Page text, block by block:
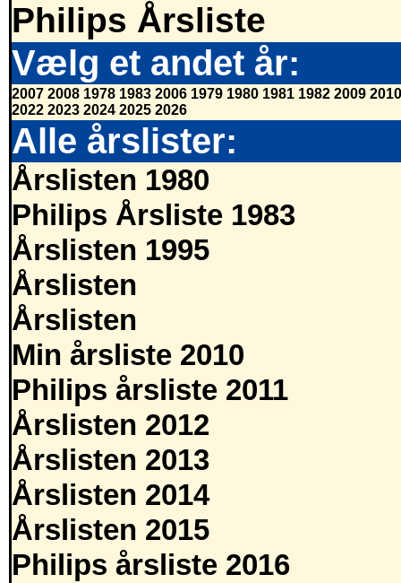
Philips Årsliste
Vælg et andet år:
2007 2008 1978 1983 2006 1979 1980 1981 1982 2009 2010
2022 2023 2024 2025 2026
Alle årslister:
Årslisten 1980
Philips Årsliste 1983
Årslisten 1995
Årslisten
Årslisten
Min årsliste 2010
Philips årsliste 2011
Årslisten 2012
Årslisten 2013
Årslisten 2014
Årslisten 2015
Philips årsliste 2016